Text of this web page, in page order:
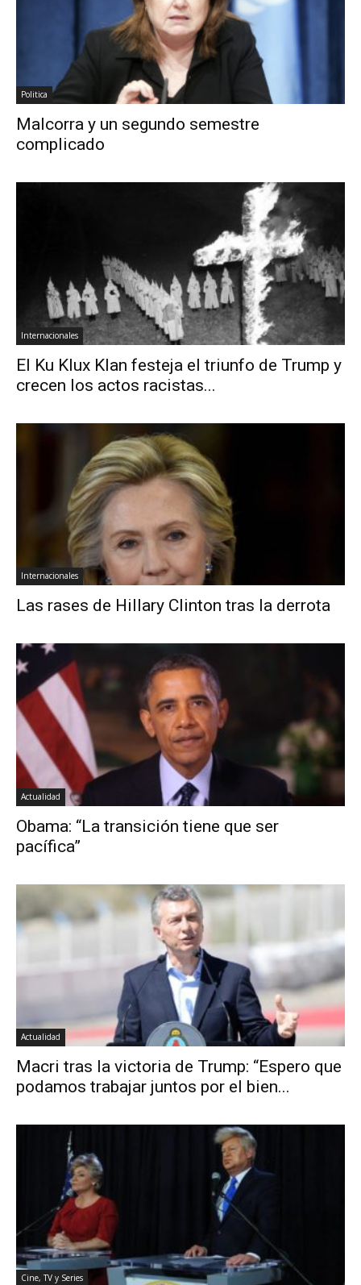
Politica
Malcorra y un segundo semestre
complicado
Internacionales
El Ku Klux Klan festeja el triunfo de Trump y
crecen los actos racistas...
Internacionales
Las rases de Hillary Clinton tras la derrota
Actualidad
Obama: “La transición tiene que ser
pacífica”
Actualidad
Macri tras la victoria de Trump: “Espero que
podamos trabajar juntos por el bien...
Cine, TV y Series